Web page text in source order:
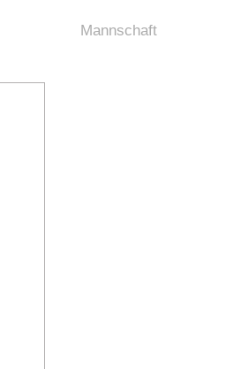
Mannschaft